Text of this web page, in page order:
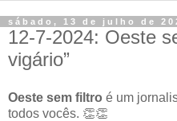
sábado, 13 de julho de
12-7-2024: Oeste
vigário”
Oeste sem filtro é um
todos vocês. 👏👏